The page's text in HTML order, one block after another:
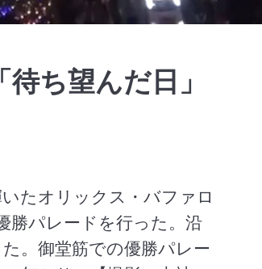
ち望んだ日」
たオリックス・バファロ
勝パレードを行った。沿
。御堂筋での優勝パレー